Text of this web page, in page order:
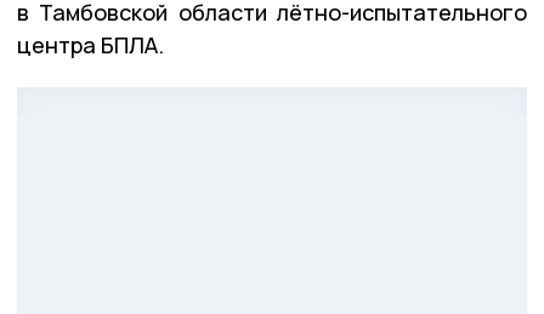
в Тамбовской области лётно-испытательного
центра БПЛА.